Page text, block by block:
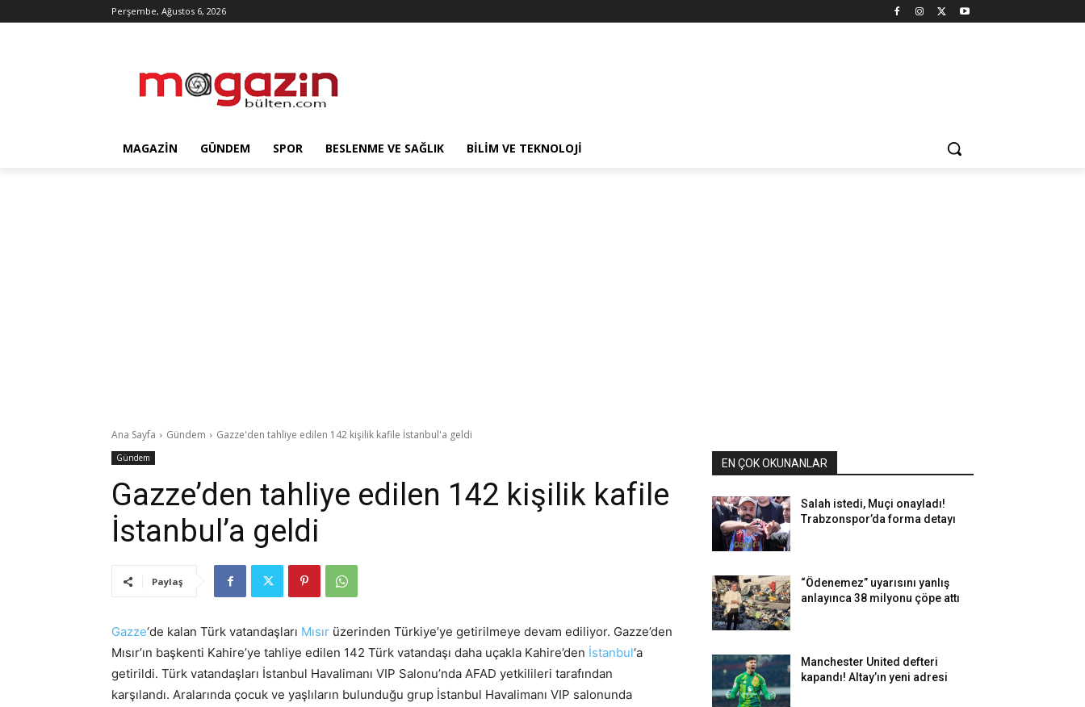
Perşembe, Ağustos 6, 2026
MAGAZIN GÜNDEM SPOR BESLENME VE SAĞLIK BILIM VE TEKNOLOJI
Ana Sayfa Gündem Gazze'den tahliye edilen 142 kişilik kafile İstanbul'a geldi
Gündem
Gazze’den tahliye edilen 142 kişilik kafile
İstanbul’a geldi
Paylaş
Gazze‘de kalan Türk vatandaşları Mısır üzerinden Türkiye’ye getirilmeye devam ediliyor. Gazze’den
Mısır’ın başkenti Kahire’ye tahliye edilen 142 Türk vatandaşı daha uçakla Kahire’den İstanbul‘a
getirildi. Türk vatandaşları İstanbul Havalimanı VIP Salonu’nda AFAD yetkilileri tarafından
karşılandı. Aralarında çocuk ve yaşlıların bulunduğu grup İstanbul Havalimanı VIP salonunda
EN ÇOK OKUNANLAR
Salah istedi, Muçi onayladı!
Trabzonspor’da forma detayı
“Ödenemez” uyarısını yanlış
anlayınca 38 milyonu çöpe attı
Manchester United defteri
kapandı! Altay’ın yeni adresi